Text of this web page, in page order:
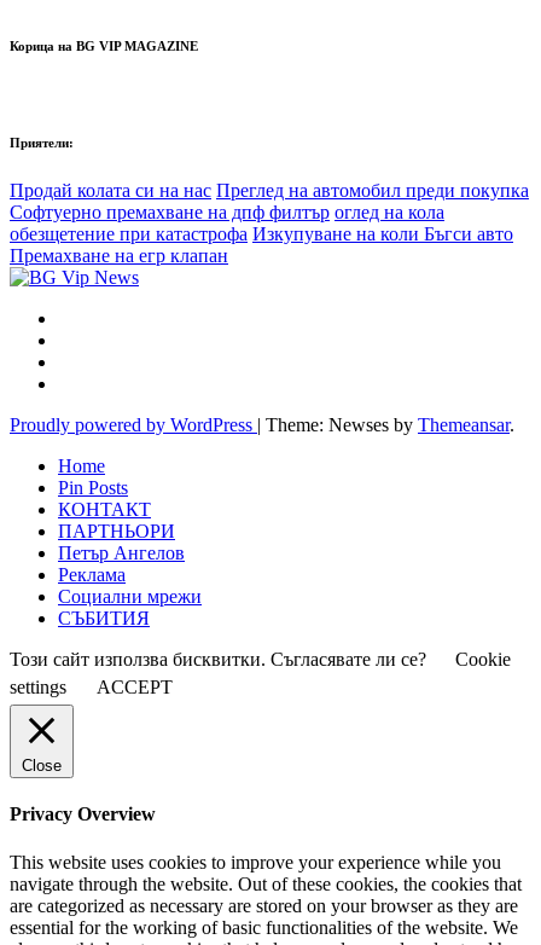
Корица на BG VIP MAGAZINE
Приятели:
Продай колата си на нас Преглед на автомобил преди покупка
Софтуерно премахване на дпф филтър оглед на кола
обезщетение при катастрофа Изкупуване на коли Бъгси авто
Премахване на егр клапан
Proudly powered by WordPress | Theme: Newses by Themeansar.
Home
Pin Posts
КОНТАКТ
ПАРТНЬОРИ
Петър Ангелов
Реклама
Социални мрежи
СЪБИТИЯ
Този сайт използва бисквитки. Съгласявате ли се?
Cookie
settings
ACCEPT
Close
Privacy Overview
This website uses cookies to improve your experience while you
navigate through the website. Out of these cookies, the cookies that
are categorized as necessary are stored on your browser as they are
essential for the working of basic functionalities of the website. We